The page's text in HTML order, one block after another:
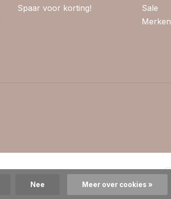
Spaar voor korting!
Sale
Merken
Nee Meer over cookies »